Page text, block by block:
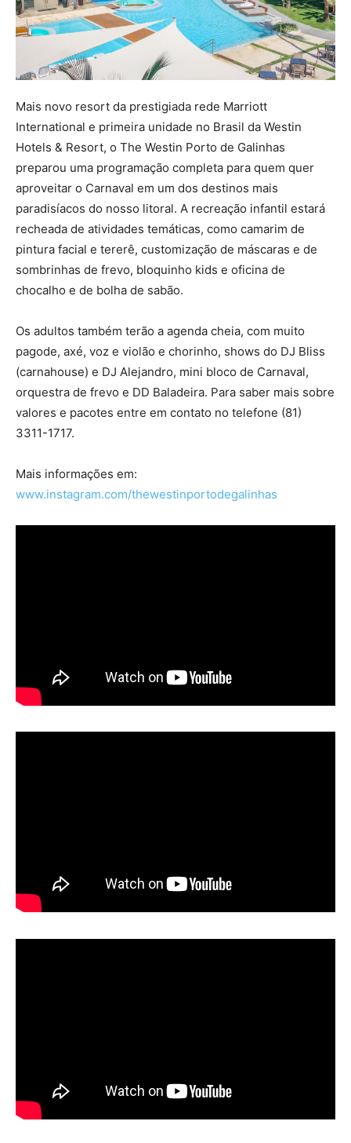
Mais novo resort da prestigiada rede Marriott
International e primeira unidade no Brasil da Westin
Hotels & Resort, o The Westin Porto de Galinhas
preparou uma programação completa para quem quer
aproveitar o Carnaval em um dos destinos mais
paradisíacos do nosso litoral. A recreação infantil estará
recheada de atividades temáticas, como camarim de
pintura facial e tererê, customização de máscaras e de
sombrinhas de frevo, bloquinho kids e oficina de
chocalho e de bolha de sabão.
Os adultos também terão a agenda cheia, com muito
pagode, axé, voz e violão e chorinho, shows do DJ Bliss
(carnahouse) e DJ Alejandro, mini bloco de Carnaval,
orquestra de frevo e DD Baladeira. Para saber mais sobre
valores e pacotes entre em contato no telefone (81)
3311-1717.
Mais informações em:
www.instagram.com/thewestinportodegalinhas